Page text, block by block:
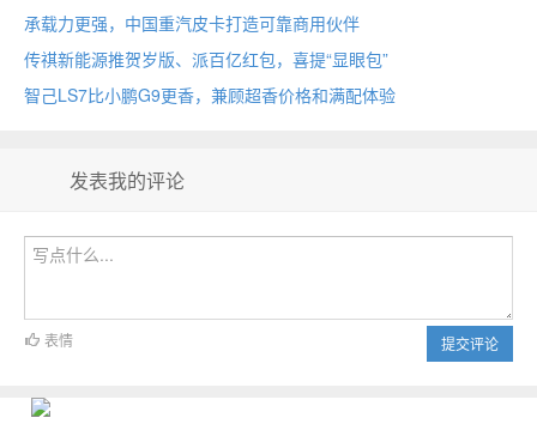
承载力更强，中国重汽皮卡打造可靠商用伙伴
传祺新能源推贺岁版、派百亿红包，喜提“显眼包”
智己LS7比小鹏G9更香，兼顾超香价格和满配体验
发表我的评论
提交评论
表情